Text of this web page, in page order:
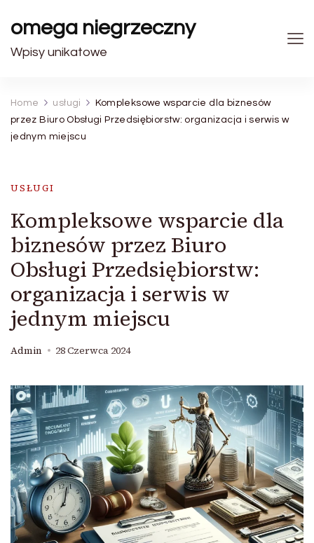
omega niegrzeczny
Wpisy unikatowe
Home usługi
Kompleksowe wsparcie dla biznesów
przez Biuro Obsługi Przedsiębiorstw: organizacja i serwis w
jednym miejscu
USŁUGI
Kompleksowe wsparcie dla
biznesów przez Biuro
Obsługi Przedsiębiorstw:
organizacja i serwis w
jednym miejscu
Admin 28 Czerwca 2024